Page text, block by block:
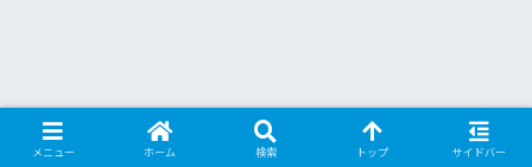
メニュー ホーム 検索 トップ サイドバー